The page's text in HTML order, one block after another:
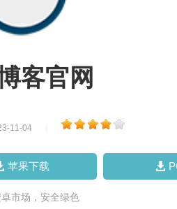
客官网
11-04
苹果下载
市场，安全绿色